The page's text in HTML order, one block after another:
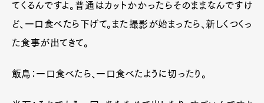
てくるんですよ。普通はカットかかったらそのままなんですけ
ど、一口食べたら下げて。また撮影が始まったら、新しくつくっ
た食事が出てきて。
飯島：一口食べたら、一口食べたように切ったり。